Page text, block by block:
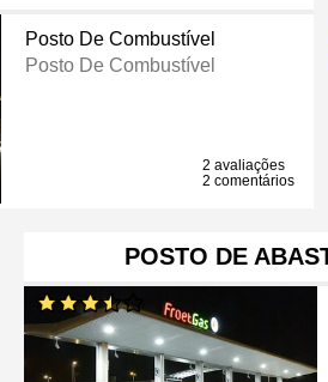
Posto De Combustível
Posto De Combustível
2 avaliações
2 comentários
POSTO DE